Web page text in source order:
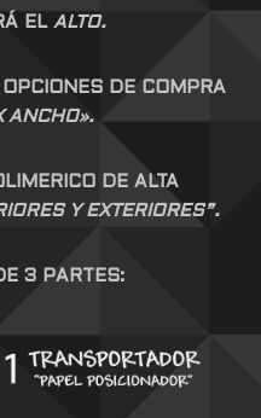
EL ALTO.
DE COMPRA
ANCHO».
DE ALTA
Y EXTERIORES”.
3 PARTES: